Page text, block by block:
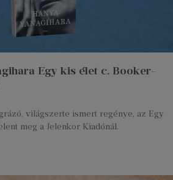
Egy kis élet c. Booker-
világszerte ismert regénye, az Egy
meg a Jelenkor Kiadónál.